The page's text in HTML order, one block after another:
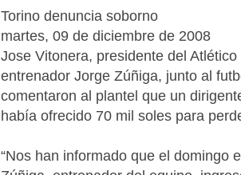
Torino denuncia soborno
martes, 09 de diciembre de 2008
Jose Vitonera, presidente del
entrenador Jorge Zúñiga, junto al
comentaron al plantel que un
había ofrecido 70 mil soles para
“Nos han informado que el domingo